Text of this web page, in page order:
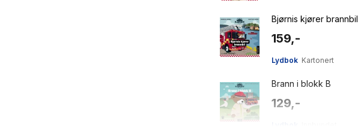
Bjørnis kjører brannbil
159,-
Lydbok Kartonert
Brann i blokk B
129,-